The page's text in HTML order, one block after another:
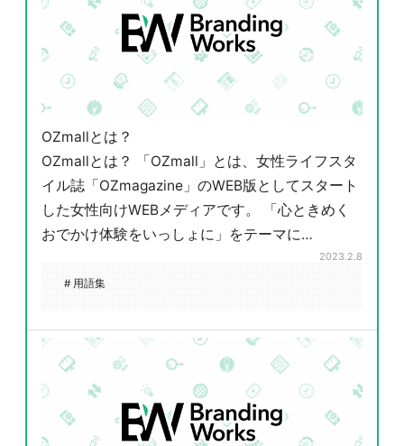
OZmallとは？
OZmallとは？ 「OZmall」とは、女性ライフスタ
イル誌「OZmagazine」のWEB版としてスタート
した女性向けWEBメディアです。 「心ときめく
おでかけ体験をいっしょに」をテーマに…
2023.2.8
# 用語集